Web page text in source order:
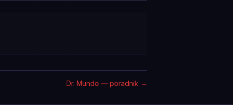
Dr. Mundo — poradnik →